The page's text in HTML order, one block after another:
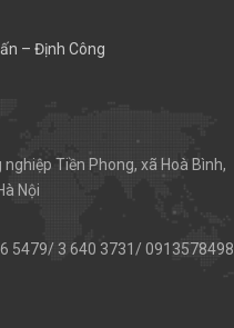
– Định Công
Tiền Phong, xã Hoà Bình,
Nội
5479/ 3 640 3731/ 0913578498